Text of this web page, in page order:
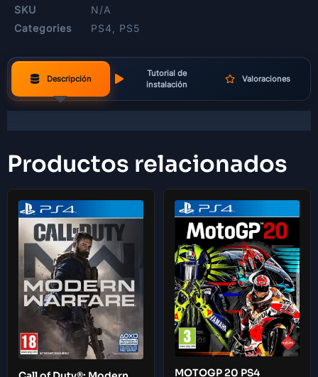
SKU
N/A
Categories
PS4 PS5
Descripción
Tutorial de
instalación
Valoraciones
Productos relacionados
MOTOGP 20 PS4